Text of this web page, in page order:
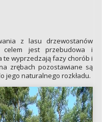
z lasu drzewostanów
celem jest przebudowa i
te wyprzedzają fazy chorób i
zrębach pozostawiane są
jego naturalnego rozkładu.